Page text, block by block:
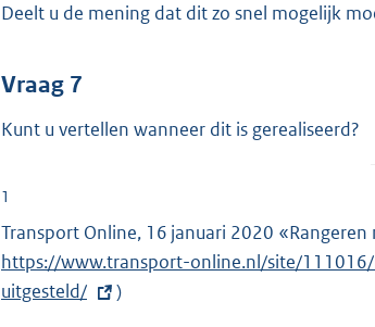
Deelt u de mening dat dit zo snel mogelijk
Vraag 7
Kunt u vertellen wanneer dit is gerealiseerd?
1
Transport Online, 16 januari 2020
https://www.transport-online.nl/site/
uitgesteld/
)